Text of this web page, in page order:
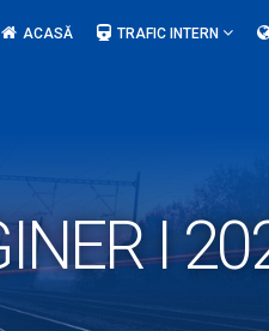
ACASĂ TRAFIC INTERN
I